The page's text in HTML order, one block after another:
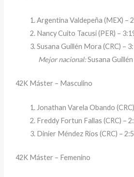
Argentina Valdepeña (MEX) –
Nancy Cuito Tacusi (PER) –
Susana Guillén Mora (CRC) –
Mejor nacional:Susana
42K Máster – Masculino
Jonathan Varela Obando
Freddy Fortun Fallas (CRC) –
Dinier Méndez Ríos (CRC) –
42K Máster – Femenino